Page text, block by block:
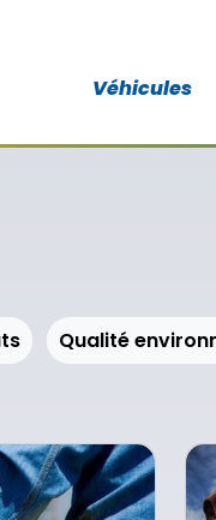
Véhicules
Qualité